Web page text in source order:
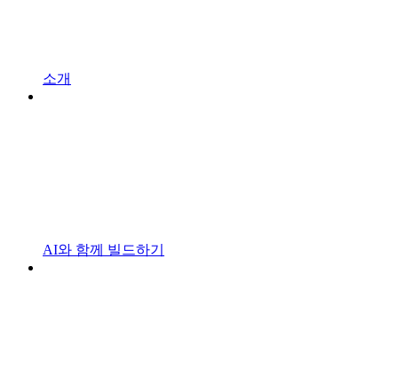
소개
AI와 함께 빌드하기